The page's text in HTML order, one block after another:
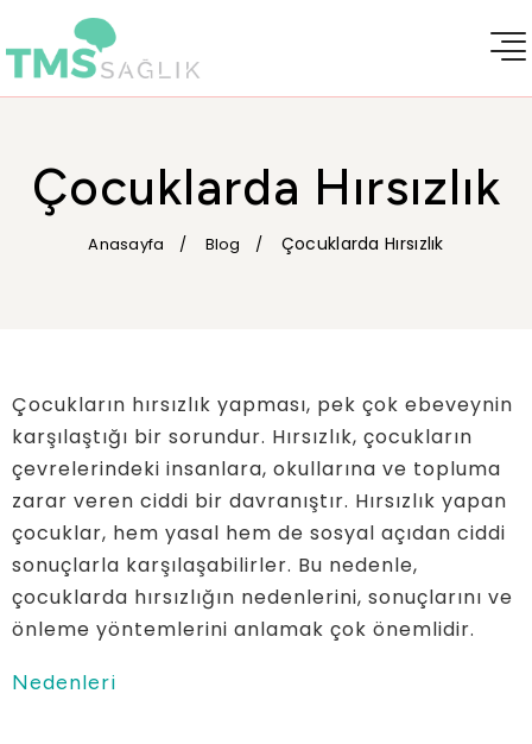
Çocuklarda Hırsızlık
Anasayfa Blog Çocuklarda Hırsızlık
Çocukların hırsızlık yapması, pek çok ebeveynin
karşılaştığı bir sorundur. Hırsızlık, çocukların
çevrelerindeki insanlara, okullarına ve topluma
zarar veren ciddi bir davranıştır. Hırsızlık yapan
çocuklar, hem yasal hem de sosyal açıdan ciddi
sonuçlarla karşılaşabilirler. Bu nedenle,
çocuklarda hırsızlığın nedenlerini, sonuçlarını ve
önleme yöntemlerini anlamak çok önemlidir.
Nedenleri